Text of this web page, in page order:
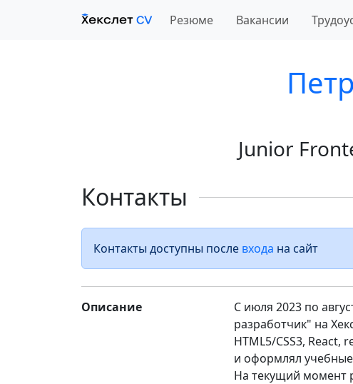
Резюме Вакансии
Junior
Контакты
Контакты доступны после входа на сайт
Описание
С июля 2023 по
разработчик" на
HTML5/CSS3, React,
и оформлял
На текущий момент